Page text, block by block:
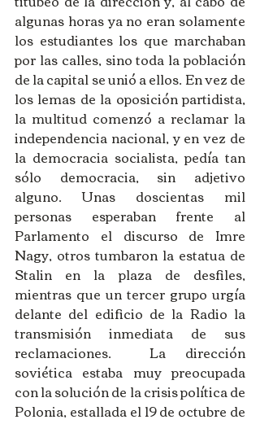
algunas horas ya no eran solamente
los estudiantes los que marchaban
por las calles, sino toda la población
de la capital se unió a ellos. En vez de
los lemas de la oposición partidista,
la multitud comenzó a reclamar la
independencia nacional, y en vez de
la democracia socialista, pedía tan
sólo democracia, sin adjetivo
alguno. Unas doscientas mil
personas esperaban frente al
Parlamento el discurso de Imre
Nagy, otros tumbaron la estatua de
Stalin en la plaza de desfiles,
mientras que un tercer grupo urgía
delante del edificio de la Radio la
transmisión inmediata de sus
reclamaciones.  La dirección
soviética estaba muy preocupada
con la solución de la crisis política de
Polonia, estallada el 19 de octubre de